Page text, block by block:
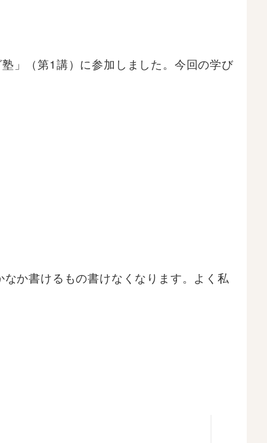
」（第1講）に参加しました。今回の学び
か書けるもの書けなくなります。よく私